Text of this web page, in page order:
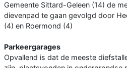
Gemeente Sittard-Geleen (14) de
dievenpad te gaan gevolgd door
(4) en Roermond (4)
Parkeergarages
Opvallend is dat de meeste